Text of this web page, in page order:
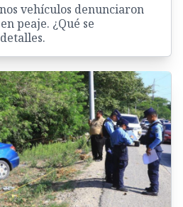
vehículos denunciaron
peaje. ¿Qué se